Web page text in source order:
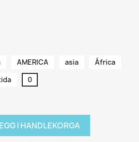
AMERICA asia
África
0
I HANDLEKORGA